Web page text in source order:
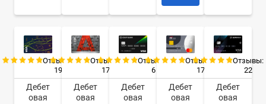
Отзывы:
19
Дебет
овая
Отзывы:
17
Дебет
овая
Отзывы:
6
Дебет
овая
Отзывы:
17
Дебет
овая
Отзывы:
22
Дебет
овая